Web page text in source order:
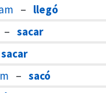
– llegó
– sacar
sacar
– sacó